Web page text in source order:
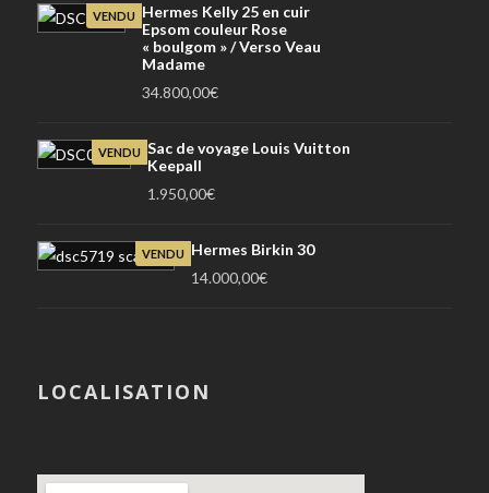
VENDU
Hermes Kelly 25 en cuir
Epsom couleur Rose
« boulgom » / Verso Veau
Madame
34.800,00€
VENDU Sac de voyage Louis Vuitton
Keepall
1.950,00€
VENDU
Hermes Birkin 30
14.000,00€
LOCALISATION